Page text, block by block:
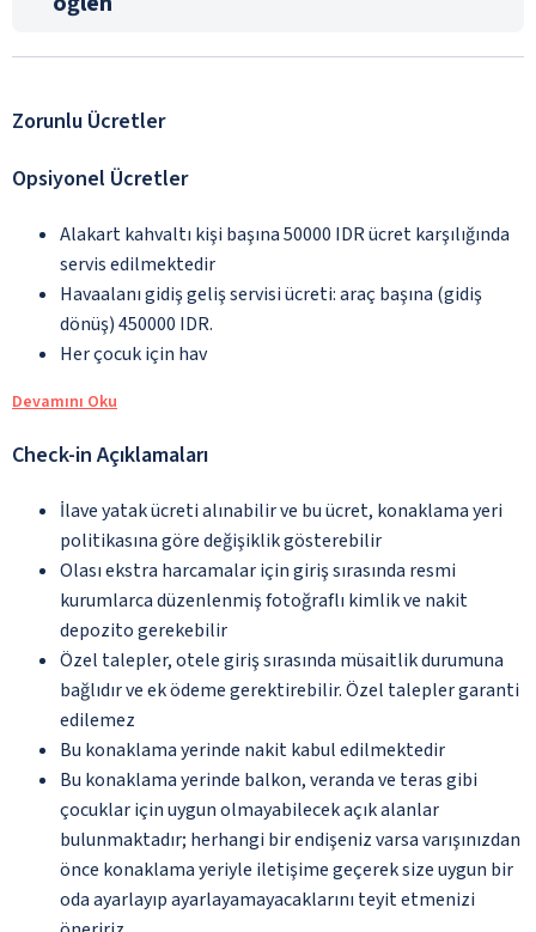
Zorunlu Ücretler
Opsiyonel Ücretler
Alakart kahvaltı kişi başına 50000 IDR ücret karşılığında
servis edilmektedir
Havaalanı gidiş geliş servisi ücreti: araç başına (gidiş
dönüş) 450000 IDR.
Her çocuk için hav
Devamını Oku
Check-in Açıklamaları
İlave yatak ücreti alınabilir ve bu ücret, konaklama yeri
politikasına göre değişiklik gösterebilir
Olası ekstra harcamalar için giriş sırasında resmi
kurumlarca düzenlenmiş fotoğraflı kimlik ve nakit
depozito gerekebilir
Özel talepler, otele giriş sırasında müsaitlik durumuna
bağlıdır ve ek ödeme gerektirebilir. Özel talepler garanti
edilemez
Bu konaklama yerinde nakit kabul edilmektedir
Bu konaklama yerinde balkon, veranda ve teras gibi
çocuklar için uygun olmayabilecek açık alanlar
bulunmaktadır; herhangi bir endişeniz varsa varışınızdan
önce konaklama yeriyle iletişime geçerek size uygun bir
oda ayarlayıp ayarlayamayacaklarını teyit etmenizi